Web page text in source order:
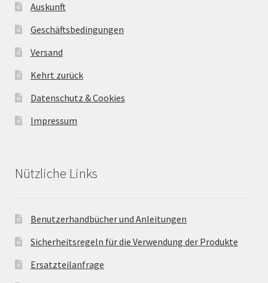
Auskunft
Geschäftsbedingungen
Versand
Kehrt zurück
Datenschutz & Cookies
Impressum
Nützliche Links
Benutzerhandbücher und Anleitungen
Sicherheitsregeln für die Verwendung der Produkte
Ersatzteilanfrage